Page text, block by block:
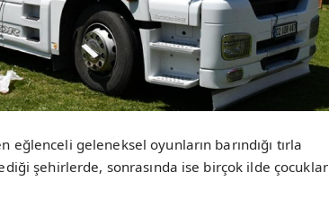
geleneksel oyunların barındığı tırla
şehirlerde, sonrasında ise birçok ilde çocuklar